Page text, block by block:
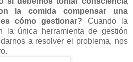
la comida compensar una
cómo gestionar? Cuando la
la única herramienta de gestión
a resolver el problema, nos